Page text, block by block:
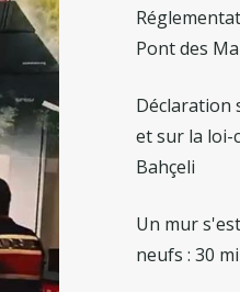
Pont des
Déclaration
et sur la loi-
Bahçeli
Un mur
neufs : 30